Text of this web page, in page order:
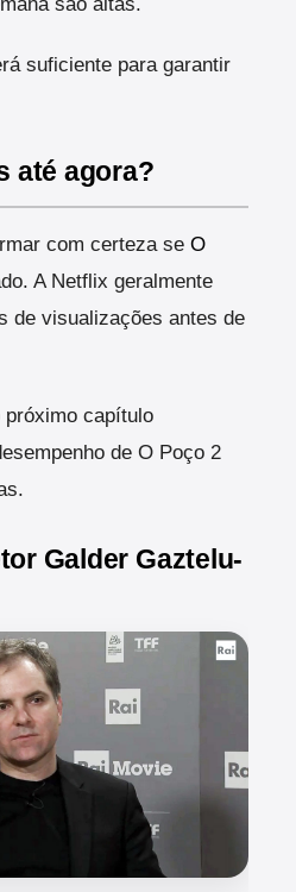
suficiente para garantir
até agora?
com certeza se O
A Netflix geralmente
de visualizações antes de
capítulo
de O Poço 2
Galder Gaztelu-